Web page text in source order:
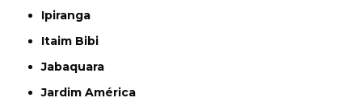
Ipiranga
Itaim Bibi
Jabaquara
Jardim América